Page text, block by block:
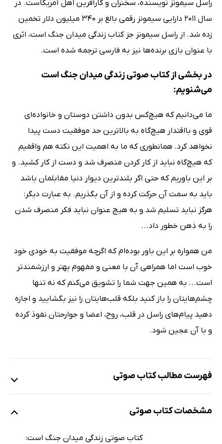
راسل سیمونز نویسنده، سخنران و کارآفرین اهل آمریکاست. در
سال 2011 دارایی سیمونز رقمی بالغ بر 340 میلیون دلار تخمین
زده شد. از راسل سیمونز جز کتاب زندگی میدان جنگ است، اثری
با عنوان بازی برنده‌ها نیز به فارسی ترجمه شده است.
در بخشی از کتاب صوتی زندگی میدان جنگ است
می‌شنویم:
ما می‌دانیم که هیچ‌کس بدون داشتن دوستان و خانواده‌ای
قوی و بااقتدار هیچ‌گاه به بالاترین حد موفقیت دست پیدا
نخواهد کرد. همانطوری که ما به اهمیت این نکته هم واقفیم
که هیچ‌گاه نباید از کار کردن منصرف شد و دست از کار کشید. و
بر این باوریم که حتی اگر بلندترین دیوار دنیا مقابلمان باشد
باید به سمت آن حرکت کرده و از آن بگذریم. به عبارت دیگر:
هرگز نباید تسلیم شد و به هیچ عنوان نباید فکر منصرف شدن
را به ذهن خطور داد...
من همواره بر این باور بوده‌ام که اگرچه موفقیت به خودی خود
خوب است اما همراهی آن با معنی و مفهوم بهتر و ارزشمندتر
است... به همین جهت شما را تشویق می‌کنم که نه تنها
چشم‌هایتان را باز کنید بلکه قلب‌هایتان را نیز بگشایید و اجازه
دهید پیام‌های راسل در قلب، روح، اعضا و جوارحتان نفوذ کرده
و با آن عجین شود.
فهرست مطالب کتاب صوتی
نمونه
21 دقیقه
مشخصات کتاب صوتی
کتاب صوتی زندگی میدان جنگ است: